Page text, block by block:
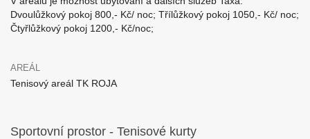
Dvoulůžkový pokoj 800,- Kč/ noc; Třílůžkový pokoj 1050,- Kč/ noc;
Čtyřlůžkový pokoj 1200,- Kč/noc;
AREÁL
Tenisový areál TK ROJA
Sportovní prostor - Tenisové kurty